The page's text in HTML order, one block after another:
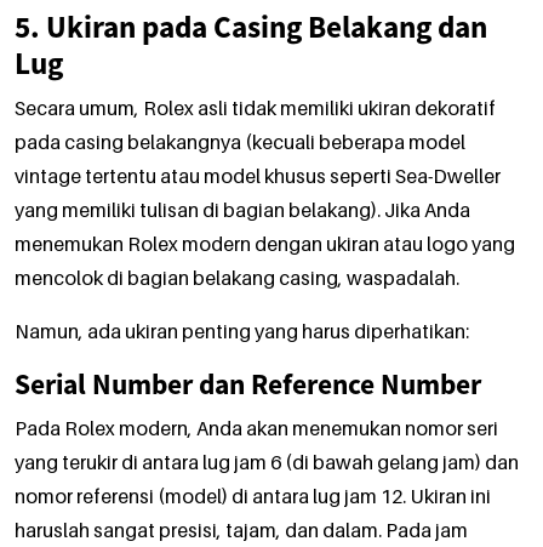
5. Ukiran pada Casing Belakang dan
Lug
Secara umum, Rolex asli tidak memiliki ukiran dekoratif
pada casing belakangnya (kecuali beberapa model
vintage tertentu atau model khusus seperti Sea-Dweller
yang memiliki tulisan di bagian belakang). Jika Anda
menemukan Rolex modern dengan ukiran atau logo yang
mencolok di bagian belakang casing, waspadalah.
Namun, ada ukiran penting yang harus diperhatikan:
Serial Number dan Reference Number
Pada Rolex modern, Anda akan menemukan nomor seri
yang terukir di antara lug jam 6 (di bawah gelang jam) dan
nomor referensi (model) di antara lug jam 12. Ukiran ini
haruslah sangat presisi, tajam, dan dalam. Pada jam